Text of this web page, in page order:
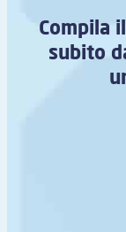
Compila
subito